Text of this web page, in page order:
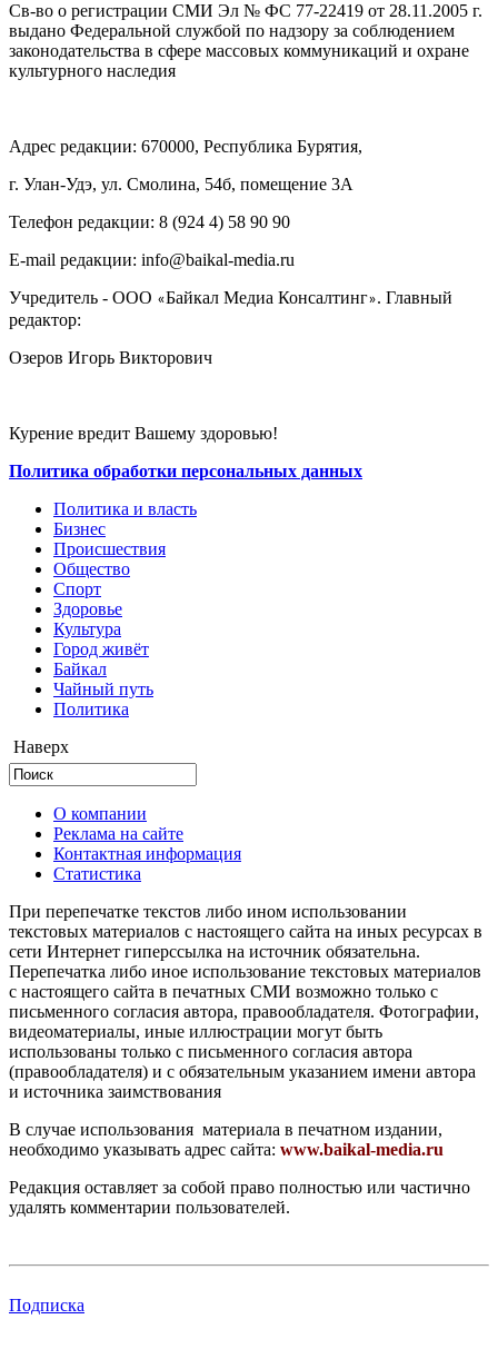
Св-во о регистрации СМИ Эл № ФС 77-22419 от 28.11.2005 г.
выдано Федеральной службой по надзору за соблюдением
законодательства в сфере массовых коммуникаций и охране
культурного наследия
Адрес редакции: 670000, Республика Бурятия,
г. Улан-Удэ, ул. Смолина, 54б, помещение 3А
Телефон редакции: ‎‎8 (924 4) 58 90 90
E-mail редакции: info@baikal-media.ru
Учредитель - ООО «Байкал Медиа Консалтинг». Главный
редактор:
Озеров Игорь Викторович
Курение вредит Вашему здоровью!
Политика обработки персональных данных
Политика и власть
Бизнес
Происшествия
Общество
Cпорт
Здоровье
Культура
Город живёт
Байкал
Чайный путь
Политика
Наверх
О компании
Реклама на сайте
Контактная информация
Статистика
При перепечатке текстов либо ином использовании
текстовых материалов с настоящего сайта на иных ресурсах в
сети Интернет гиперссылка на источник обязательна.
Перепечатка либо иное использование текстовых материалов
с настоящего сайта в печатных СМИ возможно только с
письменного согласия автора, правообладателя. Фотографии,
видеоматериалы, иные иллюстрации могут быть
использованы только с письменного согласия автора
(правообладателя) и с обязательным указанием имени автора
и источника заимствования
В случае использования материала в печатном издании,
необходимо указывать адрес сайта: www.baikal-media.ru
Редакция оставляет за собой право полностью или частично
удалять комментарии пользователей.
Подписка